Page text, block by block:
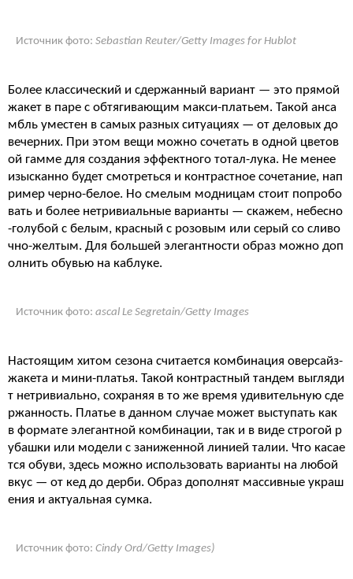
Источник фото: Sebastian Reuter/Getty Images for Hublot
Более классический и сдержанный вариант — это прямой
жакет в паре с обтягивающим макси-платьем. Такой анса
мбль уместен в самых разных ситуациях — от деловых до
вечерних. При этом вещи можно сочетать в одной цветов
ой гамме для создания эффектного тотал-лука. Не менее
изысканно будет смотреться и контрастное сочетание, нап
ример черно-белое. Но смелым модницам стоит попробо
вать и более нетривиальные варианты — скажем, небесно
-голубой с белым, красный с розовым или серый со сливо
чно-желтым. Для большей элегантности образ можно доп
олнить обувью на каблуке.
Источник фото: ascal Le Segretain/Getty Images
Настоящим хитом сезона считается комбинация оверсайз-
жакета и мини-платья. Такой контрастный тандем выгляди
т нетривиально, сохраняя в то же время удивительную сде
ржанность. Платье в данном случае может выступать как
в формате элегантной комбинации, так и в виде строгой р
убашки или модели с заниженной линией талии. Что касае
тся обуви, здесь можно использовать варианты на любой
вкус — от кед до дерби. Образ дополнят массивные украш
ения и актуальная сумка.
Источник фото: Cindy Ord/Getty Images)